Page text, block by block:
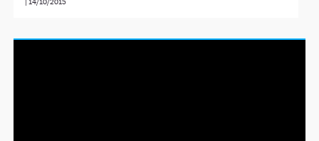
| 14/10/2015